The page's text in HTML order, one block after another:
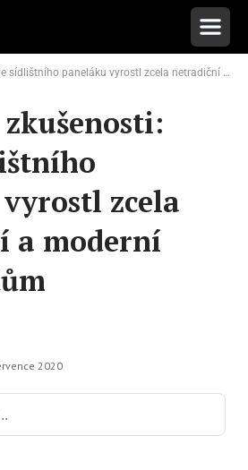
paneláku vyrostl zcela netradiční a moderní rodinný dům
zcela
a moderní
2020